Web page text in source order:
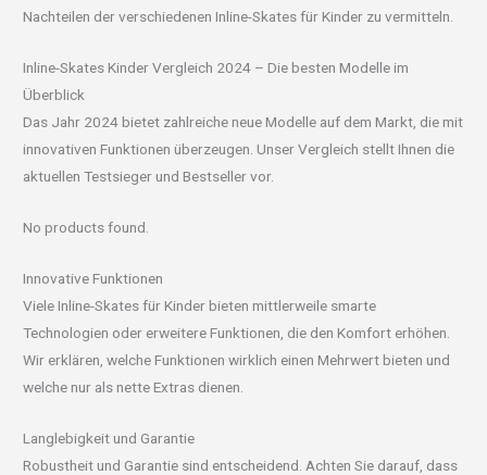
Nachteilen der verschiedenen Inline-Skates für Kinder zu vermitteln.
Inline-Skates Kinder Vergleich 2024 – Die besten Modelle im
Überblick
Das Jahr 2024 bietet zahlreiche neue Modelle auf dem Markt, die mit
innovativen Funktionen überzeugen. Unser Vergleich stellt Ihnen die
aktuellen Testsieger und Bestseller vor.
No products found.
Innovative Funktionen
Viele Inline-Skates für Kinder bieten mittlerweile smarte
Technologien oder erweitere Funktionen, die den Komfort erhöhen.
Wir erklären, welche Funktionen wirklich einen Mehrwert bieten und
welche nur als nette Extras dienen.
Langlebigkeit und Garantie
Robustheit und Garantie sind entscheidend. Achten Sie darauf, dass